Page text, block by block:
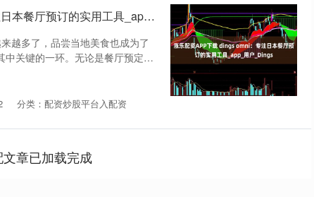
涨乐配资APP下载 dings omni：专注日本餐厅预订的实用工具_app_用户_Dings
越多了，品尝当地美食也成为了
关键的一环。无论是餐厅预定还
分类：配资炒股平台入配资
章已加载完成